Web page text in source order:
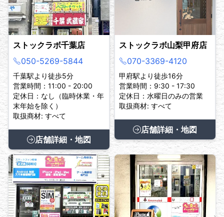
ストックラボ千葉店
050-5269-5844
千葉駅より徒歩5分
営業時間：11:00 - 20:00
定休日：なし（臨時休業・年
末年始を除く）
取扱商材: すべて
店舗詳細・地図
ストックラボ山梨甲府店
070-3369-4120
甲府駅より徒歩16分
営業時間：9:30 - 17:30
定休日：水曜日のみの営業
取扱商材: すべて
店舗詳細・地図